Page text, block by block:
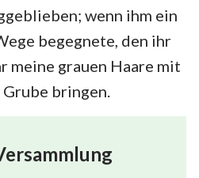
wenn ihm ein
begegnete, den ihr
meine grauen Haare mit
bringen.